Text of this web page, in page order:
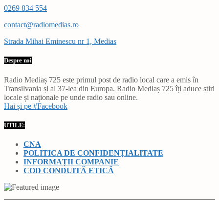
0269 834 554
contact@radiomedias.ro
Strada Mihai Eminescu nr 1, Medias
Despre noi
Radio Mediaș 725 este primul post de radio local care a emis în
Transilvania și al 37-lea din Europa. Radio Mediaș 725 îți aduce știri
locale și naționale pe unde radio sau online.
Hai și pe #Facebook
UTILE:
CNA
POLITICA DE CONFIDENȚIALITATE
INFORMAȚII COMPANIE
COD CONDUITĂ ETICĂ